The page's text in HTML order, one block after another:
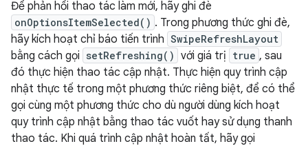
Để phản hồi thao tác làm mới, hãy ghi đè
onOptionsItemSelected() . Trong phương thức ghi đè,
hãy kích hoạt chỉ báo tiến trình SwipeRefreshLayout
bằng cách gọi setRefreshing() với giá trị true , sau
đó thực hiện thao tác cập nhật. Thực hiện quy trình cập
nhật thực tế trong một phương thức riêng biệt, để có thể
gọi cùng một phương thức cho dù người dùng kích hoạt
quy trình cập nhật bằng thao tác vuốt hay sử dụng thanh
thao tác. Khi quá trình cập nhật hoàn tất, hãy gọi